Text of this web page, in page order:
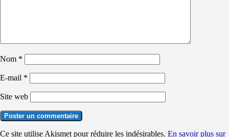
Nom *
E-mail *
Site web
Ce site utilise Akismet pour réduire les indésirables. En savoir plus sur